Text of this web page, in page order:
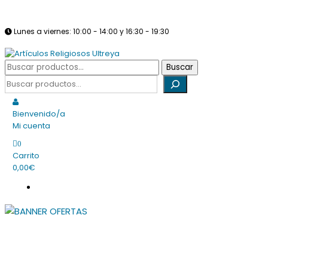
contenido
Lunes a viernes: 10:00 - 14:00 y 16:30 - 19:30
Artículos Religiosos Ultreya
Tienda online dedicada a la venta de todo tipo de artículos religiosos
Buscar
por:
Buscar
Buscar
Bienvenido/a
Mi cuenta
0
Carrito
0,00€